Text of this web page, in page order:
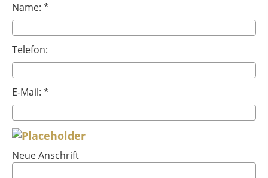
Name: *
Telefon:
E-Mail: *
Neue Anschrift